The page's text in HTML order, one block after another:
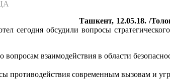
Ташкент, 12.05.18. /
сегодня обсудили вопросы
взаимодействия в области
противодействия современным вызовам и